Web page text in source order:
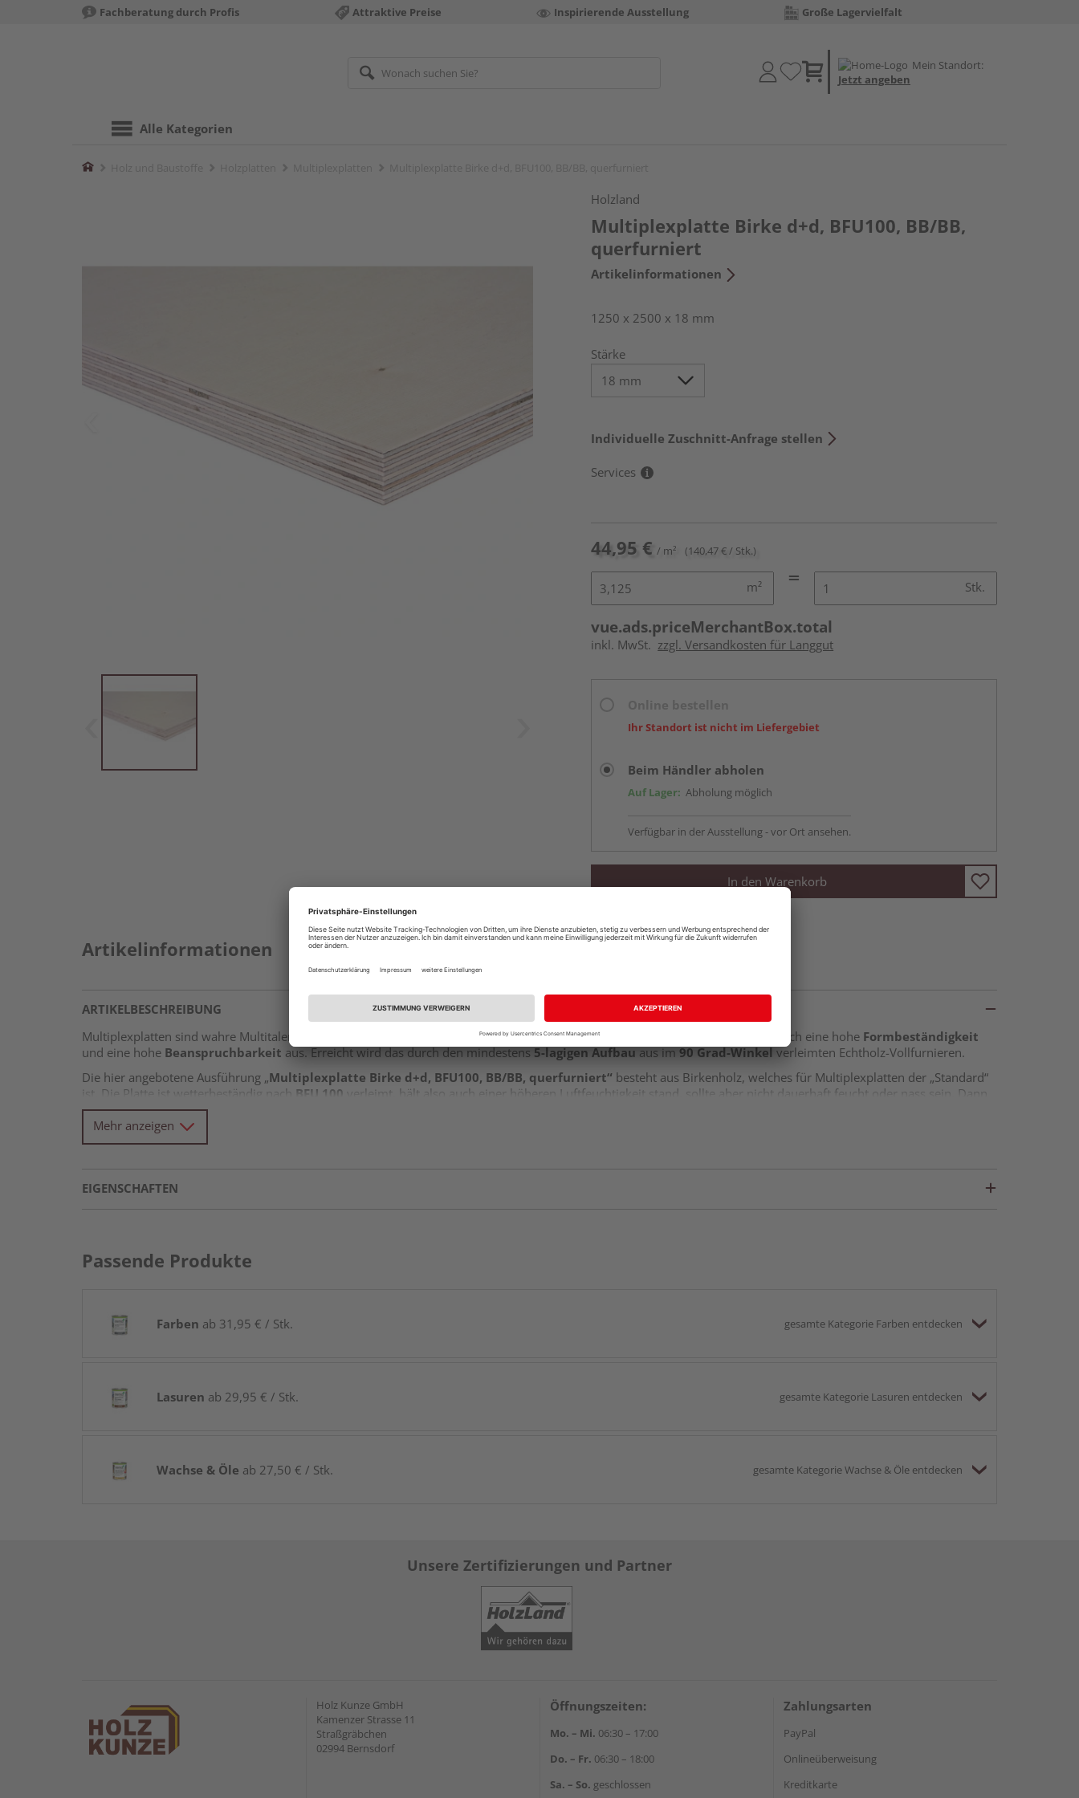
Fachberatung durch Profis Attraktive Preise Inspirierende Ausstellung Große Lagervielfalt
Mein Standort:
Jetzt angeben
Alle Kategorien
Home
Holzland
Multiplexplatte Birke d+d, BFU100, BB/BB,
querfurniert
Artikelinformationen
1250 x 2500 x 18 mm
Stärke
Individuelle Zuschnitt-Anfrage stellen
Services
44,95 € / m² (140,47 € / Stk.)
m² Stk.
vue.ads.priceMerchantBox.total
inkl. MwSt. zzgl. Versandkosten für Langgut
Ihr Standort ist nicht im Liefergebiet
Beim Händler abholen
Auf Lager: Abholung möglich
Verfügbar in der Ausstellung - vor Ort ansehen.
In den Warenkorb
Artikelinformationen
ARTIKELBESCHREIBUNG
Multiplexplatten sind wahre Multitalente unter den Plattenwerkstoffen. Durch ihre besondere Konstruktion zeichnen sie sich durch eine hohe Formbeständigkeit
und eine hohe Beanspruchbarkeit aus. Erreicht wird das durch den mindestens 5-lagigen Aufbau aus im 90 Grad-Winkel verleimten Echtholz-Vollfurnieren.
Die hier angebotene Ausführung „Multiplexplatte Birke d+d, BFU100, BB/BB, querfurniert“ besteht aus Birkenholz, welches für Multiplexplatten der „Standard“
ist. Die Platte ist wetterbeständig nach BFU 100 verleimt, hält also auch einer höheren Luftfeuchtigkeit stand, sollte aber nicht dauerhaft feucht oder nass sein. Dann
ist eine gesonderte Imprägnierung erforderlich.
BB/BBsteht für die Furnierqualität in der Qualität BB/BB, also primär für die optische Beschaffenheit der Ober- und Unterseite der Platte. Bei BB/BB sind Äste (auch
gespachtelte Äste) erlaubt, aber auch kleinere Risse, Verfärbungen und Kittstellen. Es handelt sich bei BB/BB um eine sehr verbreitete Variante.
Mehr anzeigen
EIGENSCHAFTEN
Passende Produkte
Farben ab 31,95 € / Stk. gesamte Kategorie Farben entdecken
Lasuren ab 29,95 € / Stk. gesamte Kategorie Lasuren entdecken
Wachse & Öle ab 27,50 € / Stk. gesamte Kategorie Wachse & Öle entdecken
Unsere Zertifizierungen und Partner
Holz Kunze GmbH
Kamenzer Strasse 11
Straßgräbchen
02994 Bernsdorf
Öffnungszeiten:
Mo. – Mi. 06:30 – 17:00
Do. – Fr. 06:30 – 18:00
Sa. – So. geschlossen
Zahlungsarten
PayPal
Onlineüberweisung
Kreditkarte